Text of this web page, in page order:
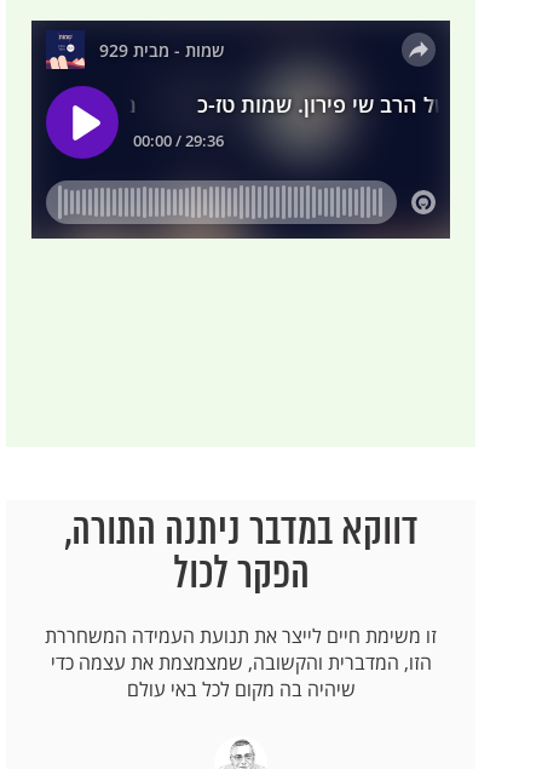
דווקא במדבר ניתנה התורה,
הפקר לכול
זו משימת חיים לייצר את תנועת העמידה המשחררת
הזו, המדברית והקשובה, שמצמצמת את עצמה כדי
שיהיה בה מקום לכל באי עולם